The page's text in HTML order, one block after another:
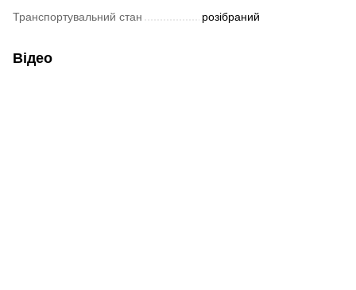
Транспортувальний стан розібраний
Відео